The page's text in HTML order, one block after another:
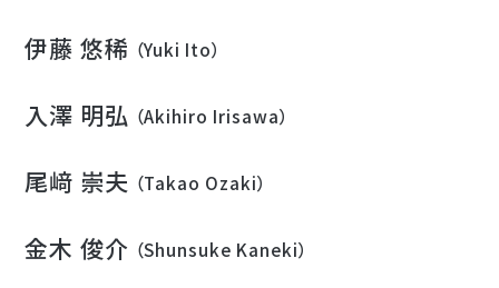
伊藤 悠稀 （Yuki Ito）
入澤 明弘 （Akihiro Irisawa）
尾﨑 崇夫 （Takao Ozaki）
金木 俊介 （Shunsuke Kaneki）